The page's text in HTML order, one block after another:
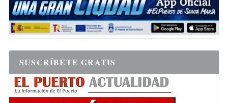
SUSCRÍBETE GRATIS